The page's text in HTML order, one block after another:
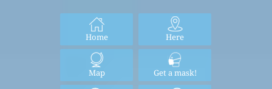
Home Here
Map Get a mask!